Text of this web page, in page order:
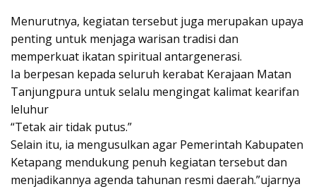
Menurutnya, kegiatan tersebut juga merupakan upaya
penting untuk menjaga warisan tradisi dan
memperkuat ikatan spiritual antargenerasi.
Ia berpesan kepada seluruh kerabat Kerajaan Matan
Tanjungpura untuk selalu mengingat kalimat kearifan
leluhur
“Tetak air tidak putus.”
Selain itu, ia mengusulkan agar Pemerintah Kabupaten
Ketapang mendukung penuh kegiatan tersebut dan
menjadikannya agenda tahunan resmi daerah.”ujarnya